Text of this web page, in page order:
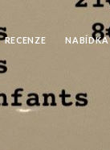
RECENZE NABÍDKA